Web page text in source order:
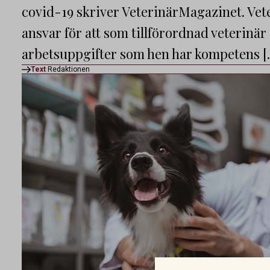
covid-19 skriver VeterinärMagazinet.
ansvar för att som tillförordnad
arbetsuppgifter som hen har kompetens
Text Redaktionen